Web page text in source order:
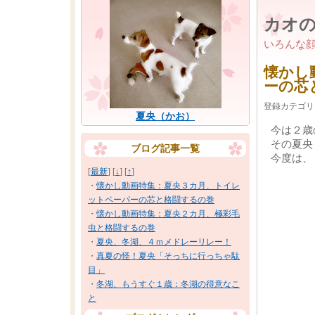
夏央（かお）
ブログ記事一覧
[最新] [↓] [↑]
・懐かし動画特集：夏央３カ月、トイレ
ットペーパーの芯と格闘するの巻
・懐かし動画特集：夏央２カ月、極彩毛
虫と格闘するの巻
・ 夏央、冬湖、４ｍメドレーリレー！
・ 真夏の怪！夏央「そっちに行っちゃ駄
目」
・ 冬湖、もうすぐ１歳：冬湖の得意なこ
と
カオ
いろんな
懐かし
ーの芯
登録カテゴ
今は２
その夏
今度は